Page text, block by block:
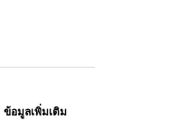
ข้อมูลเพิ่มเติม